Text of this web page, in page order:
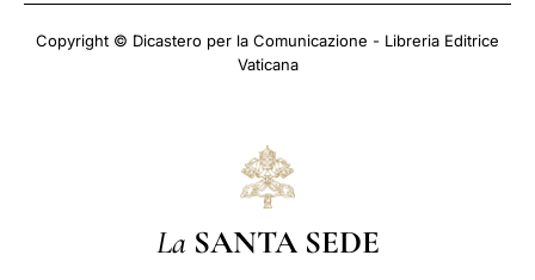
Copyright © Dicastero per la Comunicazione - Libreria Editrice
Vaticana
La SANTA SEDE